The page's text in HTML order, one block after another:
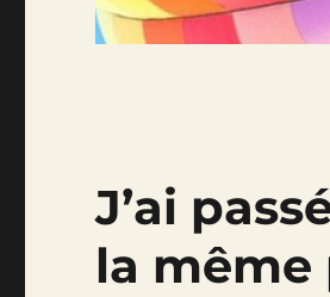
J’ai
la même